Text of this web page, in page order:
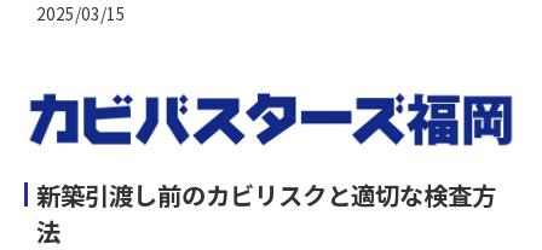
2025/03/15
新築引渡し前のカビリスクと適切な検査方
法